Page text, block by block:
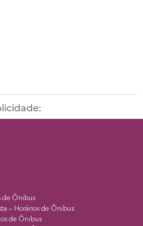
de Ônibus
– Horários de Ônibus
de Ônibus